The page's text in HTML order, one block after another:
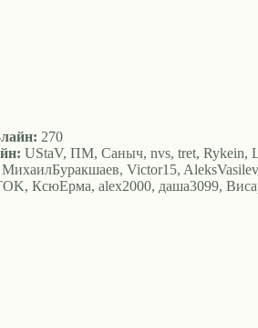
270
UStaV, ПМ, Саныч, nvs, tret, Rykein,
Victor15,
КсюЕрма, alex2000, даша3099,